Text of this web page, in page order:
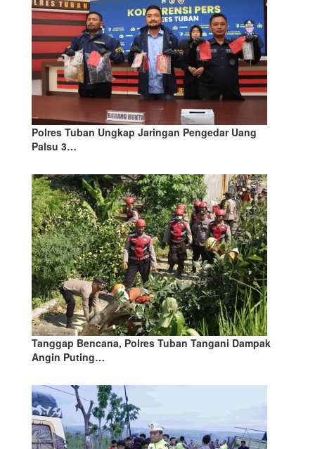
Polres Tuban Ungkap Jaringan Pengedar Uang
Palsu 3…
Tanggap Bencana, Polres Tuban Tangani Dampak
Angin Puting…